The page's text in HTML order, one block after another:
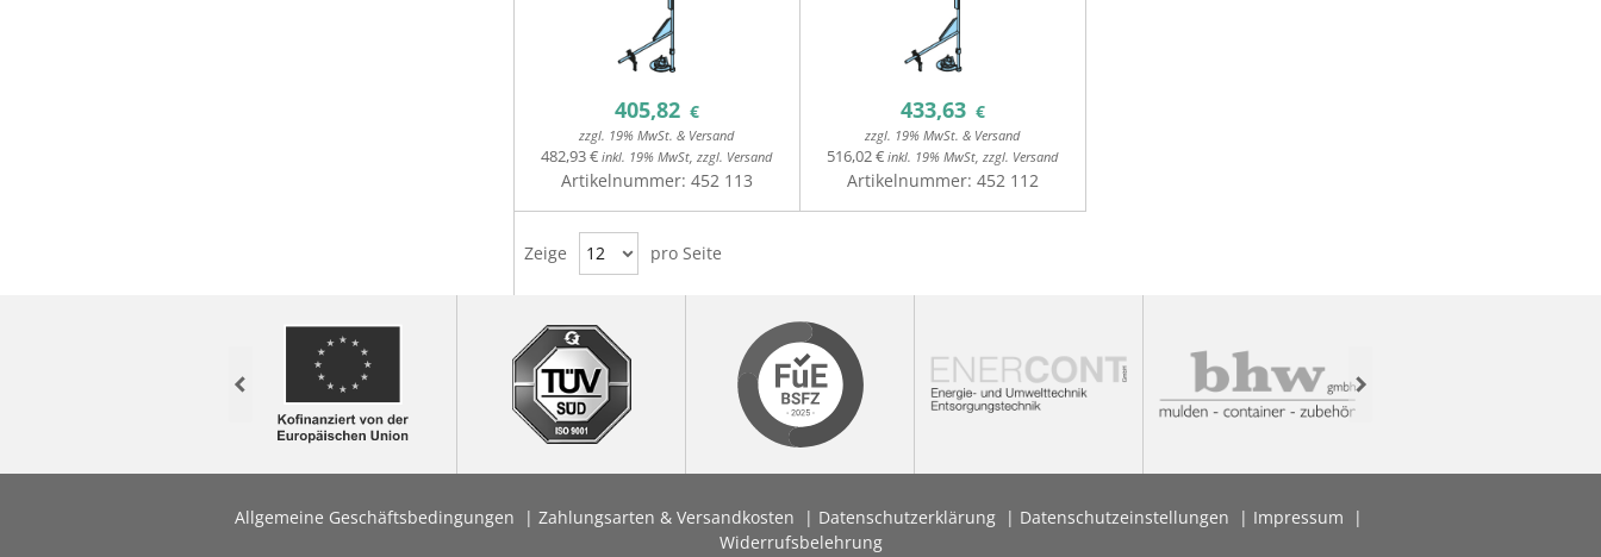
405,82 €
zzgl. 19% MwSt. & Versand
482,93 € inkl. 19% MwSt, zzgl. Versand
Artikelnummer: 452 113
433,63 €
zzgl. 19% MwSt. & Versand
516,02 € inkl. 19% MwSt, zzgl. Versand
Artikelnummer: 452 112
Zeige 12 pro Seite
Previous Next
Allgemeine Geschäftsbedingungen Zahlungsarten & Versandkosten Datenschutzerklärung Datenschutzeinstellungen
Impressum
Widerrufsbelehrung